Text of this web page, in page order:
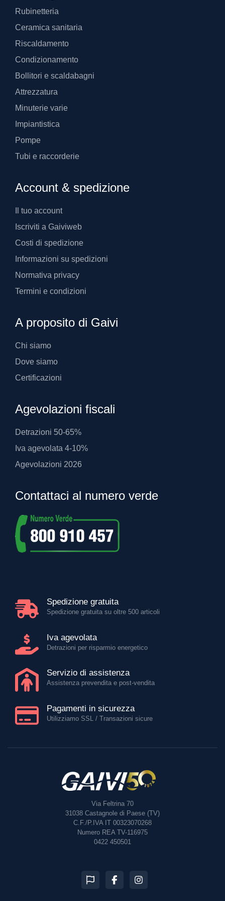
Rubinetteria
Ceramica sanitaria
Riscaldamento
Condizionamento
Bollitori e scaldabagni
Attrezzatura
Minuterie varie
Impiantistica
Pompe
Tubi e raccorderie
Account & spedizione
Il tuo account
Iscriviti a Gaiviweb
Costi di spedizione
Informazioni su spedizioni
Normativa privacy
Termini e condizioni
A proposito di Gaivi
Chi siamo
Dove siamo
Certificazioni
Agevolazioni fiscali
Detrazioni 50-65%
Iva agevolata 4-10%
Agevolazioni 2026
Contattaci al numero verde
Spedizione gratuita
Spedizione gratuita su oltre 500 articoli
Iva agevolata
Detrazioni per risparmio energetico
Servizio di assistenza
Assistenza prevendita e post-vendita
Pagamenti in sicurezza
Utilizziamo SSL / Transazioni sicure
Via Feltrina 70
31038 Castagnole di Paese (TV)
C.F./P.IVA IT 00323070268
Numero REA TV-116975
0422 450501